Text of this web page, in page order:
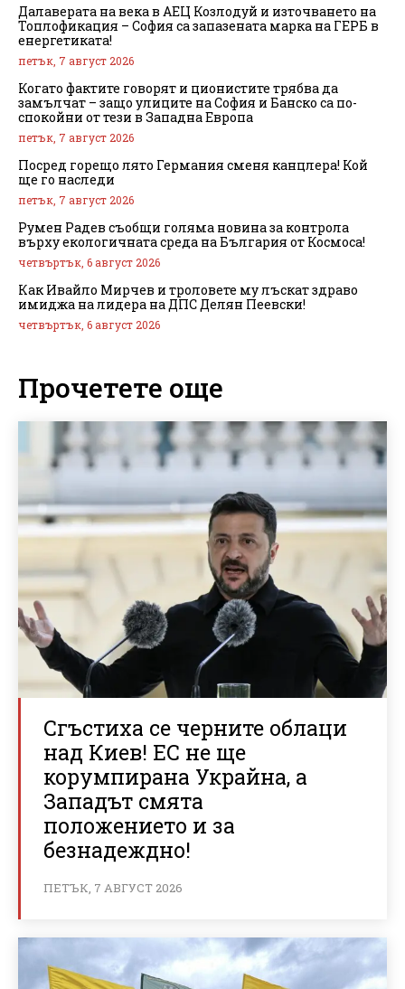
Далаверата на века в АЕЦ Козлодуй и източването на
Топлофикация – София са запазената марка на ГЕРБ в
енергетиката!
петък, 7 август 2026
Когато фактите говорят и ционистите трябва да
замълчат – защо улиците на София и Банско са по-
спокойни от тези в Западна Европа
петък, 7 август 2026
Посред горещо лято Германия сменя канцлера! Кой
ще го наследи
петък, 7 август 2026
Румен Радев съобщи голяма новина за контрола
върху екологичната среда на България от Космоса!
четвъртък, 6 август 2026
Как Ивайло Мирчев и троловете му лъскат здраво
имиджа на лидера на ДПС Делян Пеевски!
четвъртък, 6 август 2026
Прочетете още
Сгъстиха се черните облаци
над Киев! ЕС не ще
корумпирана Украйна, а
Западът смята
положението и за
безнадеждно!
ПЕТЪК, 7 АВГУСТ 2026